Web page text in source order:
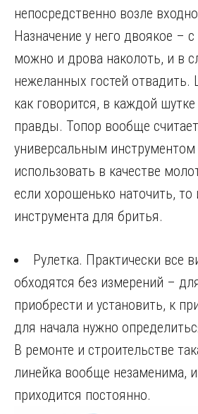
непосредственно возле
Назначение у него двоякое –
можно и дрова наколоть, и в
нежеланных гостей отвадить.
как говорится, в каждой
правды. Топор вообще
универсальным
использовать в качестве
если хорошенько наточить, то
инструмента для бритья.
Рулетка. Практически все
обходятся без измерений –
приобрести и установить, к
для начала нужно
В ремонте и строительстве
линейка вообще незаменима,
приходится постоянно.